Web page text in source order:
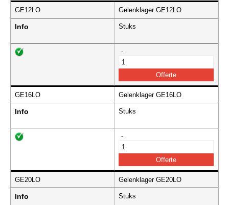
GE12LO Gelenklager GE12LO
Info Stuks
-
GE16LO Gelenklager GE16LO
Info Stuks
-
GE20LO Gelenklager GE20LO
Info Stuks